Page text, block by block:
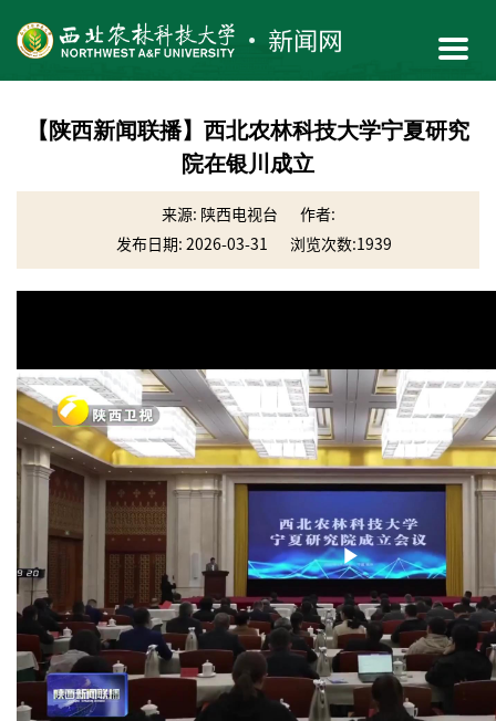
【陕西新闻联播】西北农林科技大学宁夏研究
院在银川成立
来源: 陕西电视台
作者:
发布日期: 2026-03-31
浏览次数:1939
Play
Video